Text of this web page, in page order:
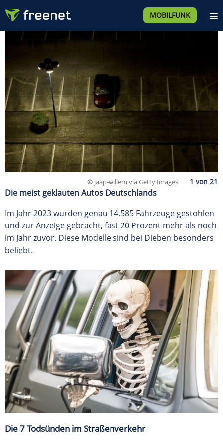
MOBILFUNK
© jaap-willem via Getty Images
Die meist geklauten Autos Deutschlands
Im Jahr 2023 wurden genau 14.585 Fahrzeuge gestohlen
und zur Anzeige gebracht, fast 20 Prozent mehr als noch
im Jahr zuvor. Diese Modelle sind bei Dieben besonders
beliebt.
Die 7 Todsünden im Straßenverkehr